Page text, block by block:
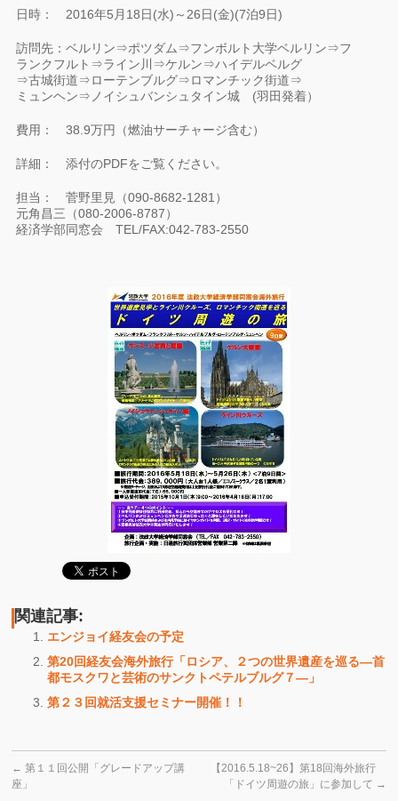
日時： 2016年5月18日(水)～26日(金)(7泊9日)
訪問先：ベルリン⇒ポツダム⇒フンボルト大学ベルリン⇒フ
ランクフルト⇒ライン川⇒ケルン⇒ハイデルベルグ
⇒古城街道⇒ローテンブルグ⇒ロマンチック街道⇒
ミュンヘン⇒ノイシュバンシュタイン城 (羽田発着）
費用： 38.9万円（燃油サーチャージ含む）
詳細： 添付のPDFをご覧ください。
担当： 菅野里見（090-8682-1281）
元角昌三（080-2006-8787）
経済学部同窓会 TEL/FAX:042-783-2550
関連記事:
エンジョイ経友会の予定
第20回経友会海外旅行「ロシア、２つの世界遺産を巡る―首
都モスクワと芸術のサンクトペテルブルグ７―」
第２３回就活支援セミナー開催！！
← 第１１回公開「グレードアップ講
座」
【2016.5.18~26】第18回海外旅行
「ドイツ周遊の旅」に参加して →